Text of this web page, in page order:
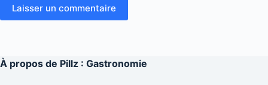
Laisser un commentaire
À propos de Pillz : Gastronomie